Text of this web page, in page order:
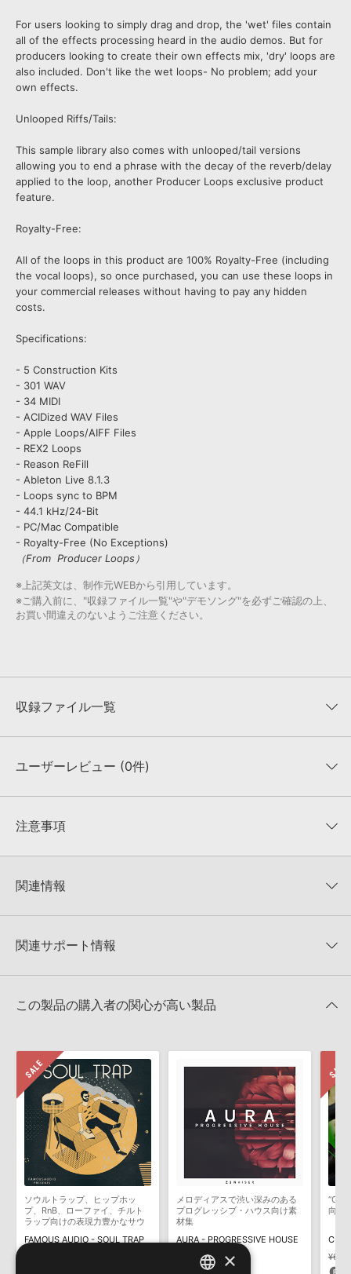
For users looking to simply drag and drop, the 'wet' files contain
all of the effects processing heard in the audio demos. But for
producers looking to create their own effects mix, 'dry' loops are
also included. Don't like the wet loops- No problem; add your
own effects.
Unlooped Riffs/Tails:
This sample library also comes with unlooped/tail versions
allowing you to end a phrase with the decay of the reverb/delay
applied to the loop, another Producer Loops exclusive product
feature.
Royalty-Free:
All of the loops in this product are 100% Royalty-Free (including
the vocal loops), so once purchased, you can use these loops in
your commercial releases without having to pay any hidden
costs.
Specifications:
- 5 Construction Kits
- 301 WAV
- 34 MIDI
- ACIDized WAV Files
- Apple Loops/AIFF Files
- REX2 Loops
- Reason ReFill
- Ableton Live 8.1.3
- Loops sync to BPM
- 44.1 kHz/24-Bit
- PC/Mac Compatible
- Royalty-Free (No Exceptions)
（From Producer Loops）
※上記英文は、制作元WEBから引用しています。
※ご購入前に、"収録ファイル一覧"や"デモソング"を必ずご確認の上、
お買い間違えのないようご注意ください。
収録ファイル一覧
収録ファイル一覧
ユーザーレビュー (0件)
★★★★★
★5
★4
★1
0%
注意事項
KONTAKTフォーマットは、
でお使いいただけます。無償版のKONTAKT PLAYERではお使いい
4GBを超えるデータに関するご注意：
FAT32でフォーマットされた
きます際には、NTFSやHFS＋でフォーマットされたHDDをご用意
いただく必要がございます。
知らせするメールの2通が送信されます。メールに記載されており
ます説明に沿って、製品のダウンロード／導入を行って下さい。
サンプルパック製品には、原則として日本語版操作マニュアルをご
用意しておりません。ご購入後のご不明点や詳細に関するお問い合
わせなどはテクニカルサポート
までご連絡ください。
デモソングは、製品収録サウンドを使ってできることを紹介するた
めのデモンストレーション用の楽曲です。原則として、デモソング
そのものをお使いいただくことはできません。また、デモソングを
構成する全てのサウンドが、サンプルパックに含まれていることを
保証するものではありません。
しかねます。
関連情報
50%OFF！サマーセール！
関連サポート情報
2022.06.06
2022.06.06
加方法
マークのついた情報は、該当する製品のご購入ユーザー様専用となって
おります。ご覧頂くには、該当する製品をご購入頂く必要がございます。
CHILLED OUT DEEP HOUSE VOL 1のサポート情報
この製品の購入者の関心が高い製品
ソウルトラップ、ヒップホッ
プ、RnB、ローファイ、チルト
ラップ向けの表現力豊かなサウ
FAMOUS AUDIO - SOUL TRAP
メロディアスで渋い深みのある
プログレッシブ・ハウス向け素
材集
AURA - PROGRESSIVE HOUSE
¥7,601
228pt
向け
×